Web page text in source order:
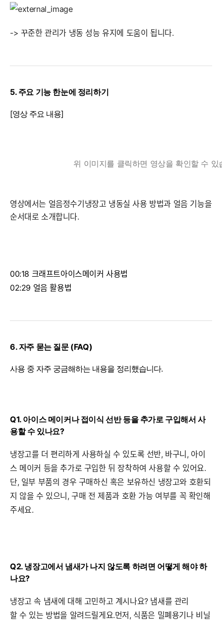
-> 꾸준한 관리가 냉동 성능 유지에 도움이 됩니다.
5. 주요 기능 한눈에 정리하기
[영상 주요 내용]
위 이미지를 클릭하면 영상을 확인할 수 있
영상에서는 얼음정수기냉장고 냉동실 사용 방법과 얼음 기능을
순서대로 소개합니다.
00:18 크래프트아이스메이커 사용법
02:29 얼음 활용법
6. 자주 묻는 질문 (FAQ)
사용 중 자주 궁금해하는 내용을 정리했습니다.
Q1. 아이스 메이커나 접이식 선반 등을 추가로 구입해서 사
용할 수 있나요?
냉장고를 더 편리하게 사용하실 수 있도록 선반, 바구니, 아이
스 메이커 등을 추가로 구입한 뒤 장착하여 사용할 수 있어요.
단, 일부 부품의 경우 구매하신 혹은 보유하신 냉장고와 호환되
지 않을 수 있으니, 구매 전 제품과 호환 가능 여부를 꼭 확인해
주세요.
Q2. 냉장고에서 냄새가 나지 않도록 하려면 어떻게 해야 하
나요?
냉장고 속 냄새에 대해 고민하고 계시나요? 냄새를 관리
할 수 있는 방법을 알려드릴게요.먼저, 식품은 밀폐용기나 비닐